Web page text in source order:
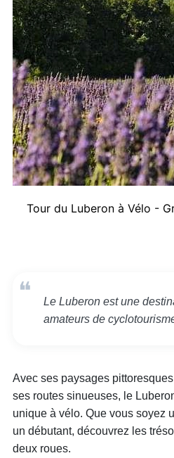
Tour du Luberon à Vélo -
Le Luberon est une
amateurs de
Avec ses paysages
ses routes sinueuses, le
unique à vélo. Que vous soyez
un débutant, découvrez les
deux roues.